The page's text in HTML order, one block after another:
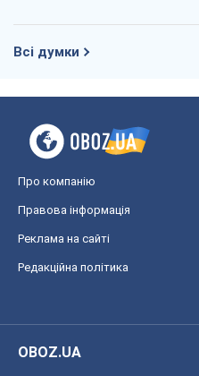
Всі думки
Про компанію
Правова інформація
Реклама на сайті
Редакційна політика
OBOZ.UA